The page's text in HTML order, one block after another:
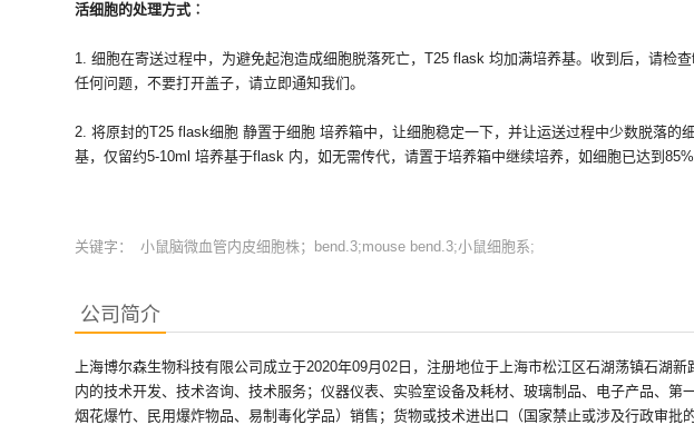
活细胞的处理方式︰
1. 细胞在寄送过程中，为避免起泡造成细胞脱落死亡，T25 flask 均加满培养基。收到后，请检
任何问题，不要打开盖子，请立即通知我们。
2. 将原封的T25 flask细胞 静置于细胞 培养箱中，让细胞稳定一下，并让运送过程中少数脱落的
基，仅留约5-10ml 培养基于flask 内，如无需传代，请置于培养箱中继续培养，如细胞已达到
关键字： 小鼠脑微血管内皮细胞株；bend.3;mouse bend.3;小鼠细胞系;
公司简介
上海博尔森生物科技有限公司成立于2020年09月02日，注册地位于上海市松江区石湖荡镇石湖
内的技术开发、技术咨询、技术服务；仪器仪表、实验室设备及耗材、玻璃制品、电子产品、第
烟花爆竹、民用爆炸物品、易制毒化学品）销售；货物或技术进出口（国家禁止或涉及行政审